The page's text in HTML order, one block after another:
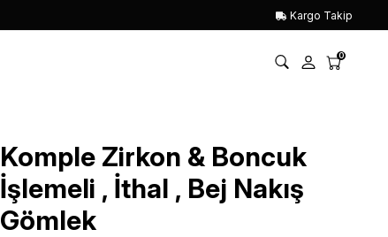
Kargo Takip
0
Komple Zirkon & Boncuk
İşlemeli , İthal , Bej Nakış
Gömlek